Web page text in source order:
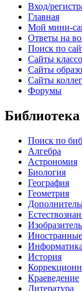
Вход/
Главная
Мой мини-
Ответы на
Поиск по
Сайты
Сайты
Сайты коллег
Форумы
Библиотека
Поиск по
Алгебра
Астрономия
Биология
География
Геометрия
История
Краеведение
Литература